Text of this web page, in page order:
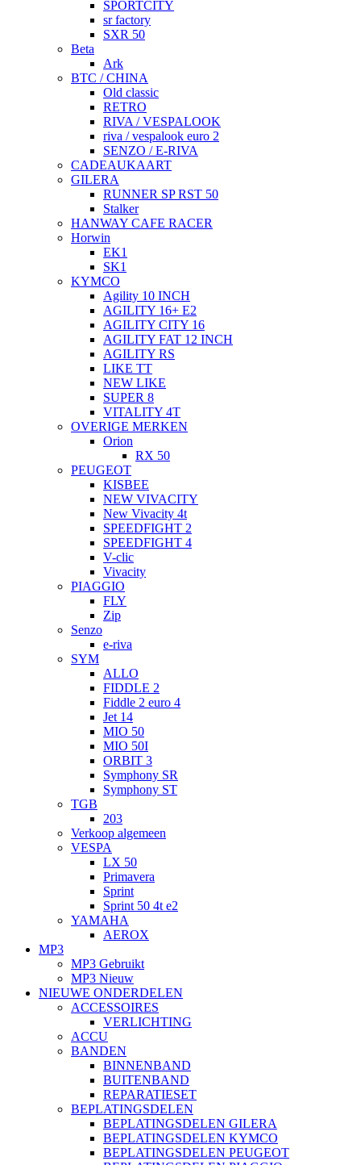
SPORTCITY
sr factory
SXR 50
Beta
Ark
BTC / CHINA
Old classic
RETRO
RIVA / VESPALOOK
riva / vespalook euro 2
SENZO / E-RIVA
CADEAUKAART
GILERA
RUNNER SP RST 50
Stalker
HANWAY CAFE RACER
Horwin
EK1
SK1
KYMCO
Agility 10 INCH
AGILITY 16+ E2
AGILITY CITY 16
AGILITY FAT 12 INCH
AGILITY RS
LIKE TT
NEW LIKE
SUPER 8
VITALITY 4T
OVERIGE MERKEN
Orion
RX 50
PEUGEOT
KISBEE
NEW VIVACITY
New Vivacity 4t
SPEEDFIGHT 2
SPEEDFIGHT 4
V-clic
Vivacity
PIAGGIO
FLY
Zip
Senzo
e-riva
SYM
ALLO
FIDDLE 2
Fiddle 2 euro 4
Jet 14
MIO 50
MIO 50I
ORBIT 3
Symphony SR
Symphony ST
TGB
203
Verkoop algemeen
VESPA
LX 50
Primavera
Sprint
Sprint 50 4t e2
YAMAHA
AEROX
MP3
MP3 Gebruikt
MP3 Nieuw
NIEUWE ONDERDELEN
ACCESSOIRES
VERLICHTING
ACCU
BANDEN
BINNENBAND
BUITENBAND
REPARATIESET
BEPLATINGSDELEN
BEPLATINGSDELEN GILERA
BEPLATINGSDELEN KYMCO
BEPLATINGSDELEN PEUGEOT